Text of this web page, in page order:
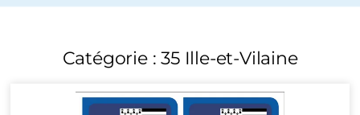
Catégorie : 35 Ille-et-Vilaine